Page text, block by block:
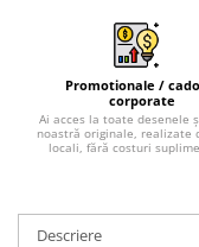
Promotionale /
corporate
Ai acces la toate desenele
noastră originale, realizate
locali, fără costuri
Descriere